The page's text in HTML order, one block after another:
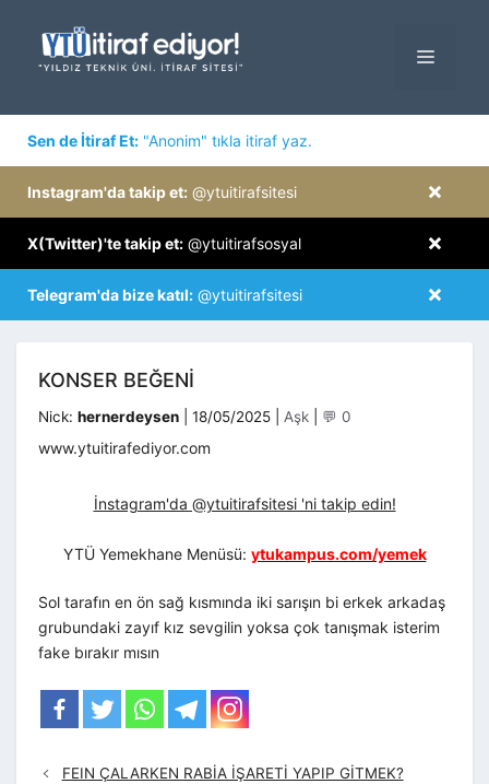
MENÜ
Sen de İtiraf Et: "Anonim" tıkla itiraf yaz.
×
Instagram'da takip et: @ytuitirafsitesi
×
X(Twitter)'te takip et: @ytuitirafsosyal
×
Telegram'da bize katıl: @ytuitirafsitesi
KONSER BEĞENI
Nick: hernerdeysen 18/05/2025 Kategoriler
Aşk 💬 0
www.ytuitirafediyor.com
İnstagram'da @ytuitirafsitesi 'ni takip edin!
YTÜ Yemekhane Menüsü: ytukampus.com/yemek
Sol tarafın en ön sağ kısmında iki sarışın bi erkek arkadaş
grubundaki zayıf kız sevgilin yoksa çok tanışmak isterim
fake bırakır mısın
FEIN ÇALARKEN RABİA İŞARETİ YAPIP GİTMEK?